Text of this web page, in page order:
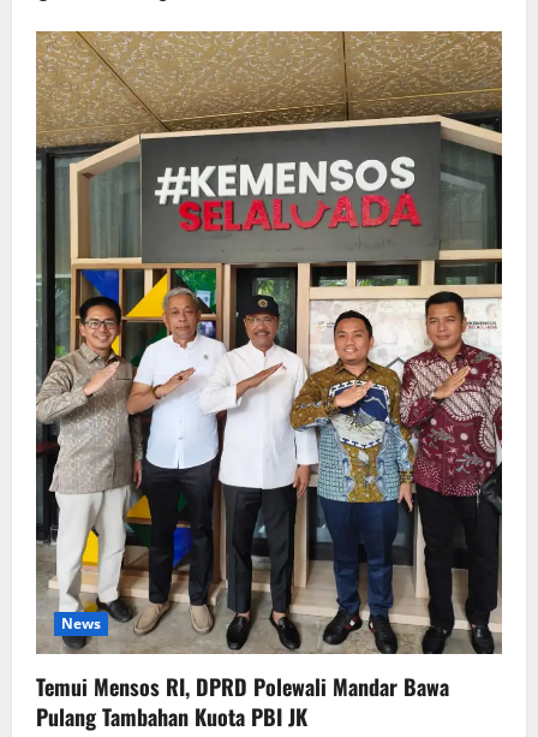
News
Temui Mensos RI, DPRD Polewali Mandar Bawa
Pulang Tambahan Kuota PBI JK